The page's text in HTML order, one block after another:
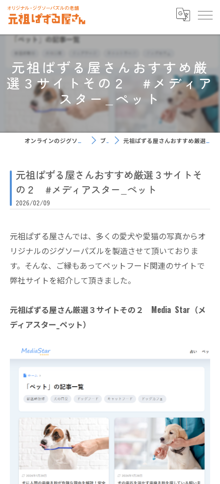
元祖ぱずる屋さんおすすめ厳
選３サイトその２ #メディア
スター_ペット
オンラインのジグソーパズルなら元祖ぱずる屋さん ブログ 元祖ぱずる屋さんおすすめ厳選３サイトその２ #メディアスター_ペット
元祖ぱずる屋さんおすすめ厳選３サイトそ
の２ #メディアスター_ペット
2026/02/09
元祖ぱずる屋さんでは、多くの愛犬や愛猫の写真からオ
リジナルのジグソーパズルを製造させて頂いておりま
す。そんな、ご縁もあってペットフード関連のサイトで
弊社サイトを紹介して頂きました。
元祖ぱずる屋さん厳選３サイトその２ Media Star（メ
ディアスター_ペット）